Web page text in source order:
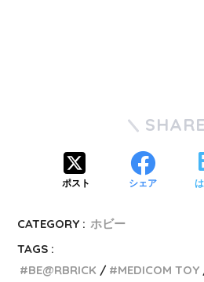
SHARE
ポスト シェア
CATEGORY : ホビー
TAGS :
BE@RBRICK
MEDICOM TOY